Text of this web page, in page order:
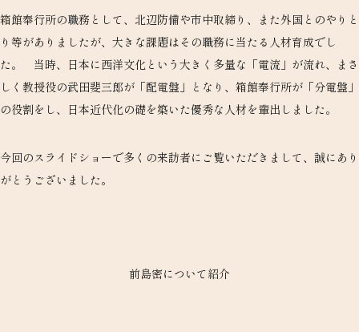
箱館奉行所の職務として、北辺防備や市中取締り、また外国とのやりと
り等がありましたが、大きな課題はその職務に当たる人材育成でし
た。 当時、日本に西洋文化という大きく多量な「電流」が流れ、まさ
しく教授役の武田斐三郎が「配電盤」となり、箱館奉行所が「分電盤」
の役割をし、日本近代化の礎を築いた優秀な人材を輩出しました。
今回のスライドショーで多くの来訪者にご覧いただきまして、誠にあり
がとうございました。
前島密について紹介